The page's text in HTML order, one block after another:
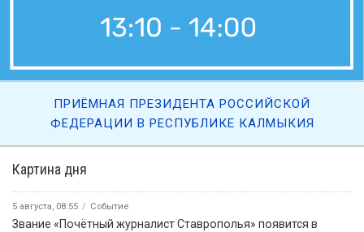
Картина дня
5 августа, 08:55 Событие
Звание «Почётный журналист Ставрополья» появится в
ПРИЁМНАЯ ПРЕЗИДЕНТА РОССИЙСКОЙ
ФЕДЕРАЦИИ В РЕСПУБЛИКЕ КАЛМЫКИЯ